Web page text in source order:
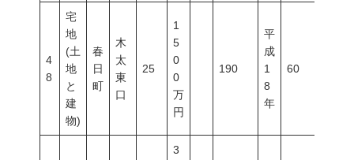
4
8
宅
地
(土
地
と
建
物)
春
日
町
木
太
東
口
25
1
5
0
0
万
円
190
平
成
1
8
年
60
3